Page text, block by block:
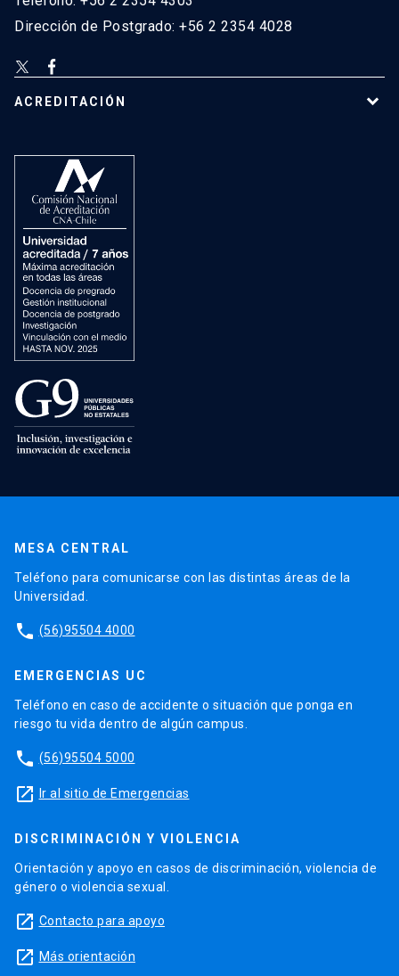
Dirección de Postgrado: +56 2 2354 4028
ACREDITACIÓN
MESA CENTRAL
Teléfono para comunicarse con las distintas áreas de la
Universidad.
phone (56)95504 4000
EMERGENCIAS UC
Teléfono en caso de accidente o situación que ponga en
riesgo tu vida dentro de algún campus.
phone (56)95504 5000
launch Ir al sitio de Emergencias
DISCRIMINACIÓN Y VIOLENCIA
Orientación y apoyo en casos de discriminación, violencia de
género o violencia sexual.
launch Contacto para apoyo
launch Más orientación